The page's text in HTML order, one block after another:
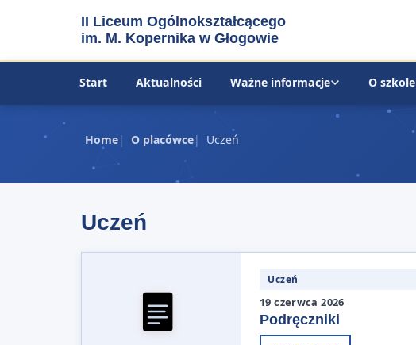
II Liceum Ogólnokształcącego
im. M. Kopernika w Głogowie
Start Aktualności Ważne informacje O szkole
Home O placówce Uczeń
Uczeń
Uczeń
19 czerwca 2026
Podręczniki